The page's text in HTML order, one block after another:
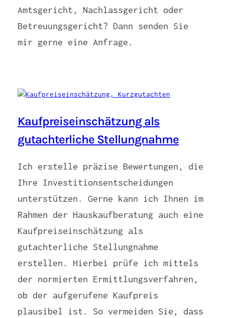
Amtsgericht, Nachlassgericht oder
Betreuungsgericht? Dann senden Sie
mir gerne eine Anfrage.
Kaufpreiseinschätzung als
gutachterliche Stellungnahme
Ich erstelle präzise Bewertungen, die
Ihre Investitionsentscheidungen
unterstützen. Gerne kann ich Ihnen im
Rahmen der Hauskaufberatung auch eine
Kaufpreiseinschätzung als
gutachterliche Stellungnahme
erstellen. Hierbei prüfe ich mittels
der normierten Ermittlungsverfahren,
ob der aufgerufene Kaufpreis
plausibel ist. So vermeiden Sie, dass